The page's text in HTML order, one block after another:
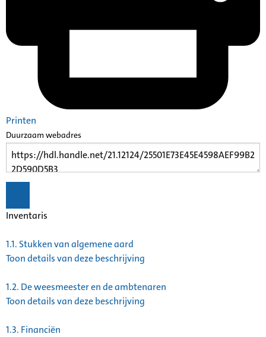
Printen
Duurzaam webadres
Inventaris
1.1. Stukken van algemene aard
Toon details van deze beschrijving
1.2. De weesmeester en de ambtenaren
Toon details van deze beschrijving
1.3. Financiën